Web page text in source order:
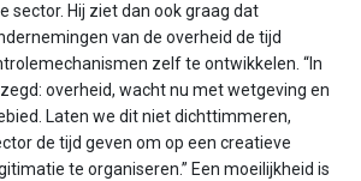
sector. Hij ziet dan ook graag dat
van de overheid de tijd
zelf te ontwikkelen. “In
overheid, wacht nu met wetgeving en
Laten we dit niet dichttimmeren,
de tijd geven om op een creatieve
te organiseren.” Een moeilijkheid is